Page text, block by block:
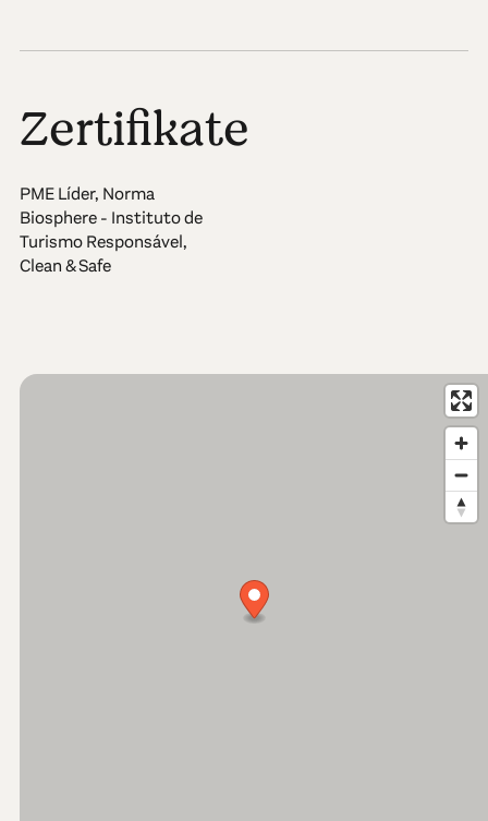
Zertifikate
PME Líder, Norma
Biosphere - Instituto de
Turismo Responsável,
Clean & Safe